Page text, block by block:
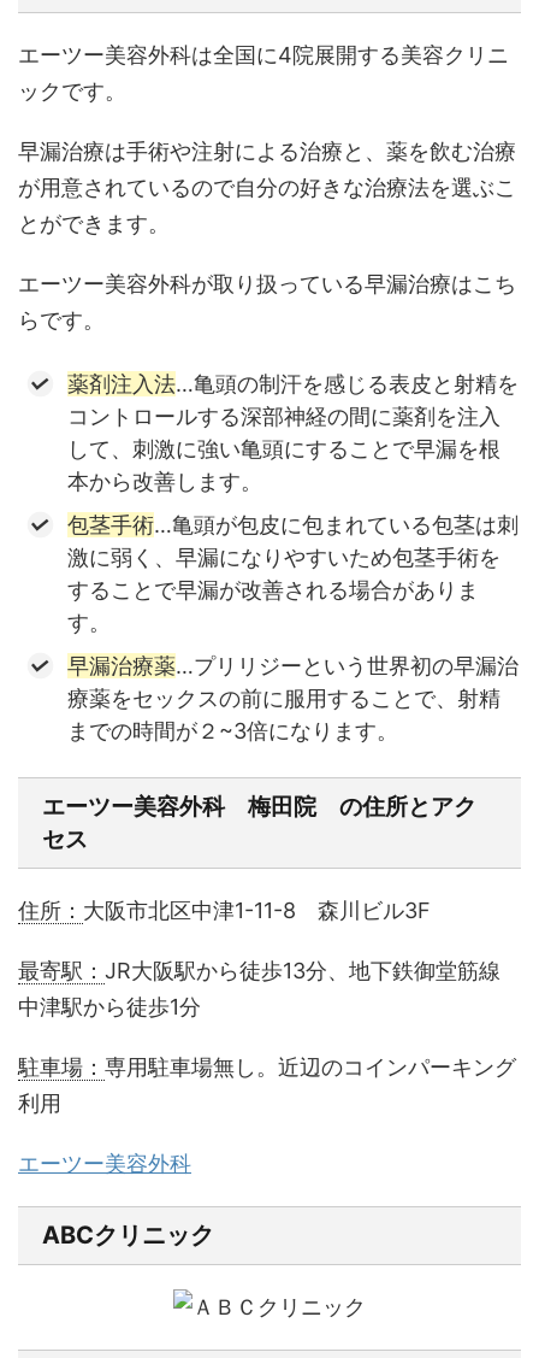
エーツー美容外科は全国に4院展開する美容クリニ
ックです。
早漏治療は手術や注射による治療と、薬を飲む治療
が用意されているので自分の好きな治療法を選ぶこ
とができます。
エーツー美容外科が取り扱っている早漏治療はこち
らです。
薬剤注入法…亀頭の制汗を感じる表皮と射精を
コントロールする深部神経の間に薬剤を注入
して、刺激に強い亀頭にすることで早漏を根
本から改善します。
包茎手術…亀頭が包皮に包まれている包茎は刺
激に弱く、早漏になりやすいため包茎手術を
することで早漏が改善される場合がありま
す。
早漏治療薬…プリリジーという世界初の早漏治
療薬をセックスの前に服用することで、射精
までの時間が２~3倍になります。
エーツー美容外科 梅田院 の住所とアク
セス
住所： 大阪市北区中津1-11-8 森川ビル3F
最寄駅： JR大阪駅から徒歩13分、地下鉄御堂筋線
中津駅から徒歩1分
駐車場： 専用駐車場無し。近辺のコインパーキング
利用
エーツー美容外科
ABCクリニック